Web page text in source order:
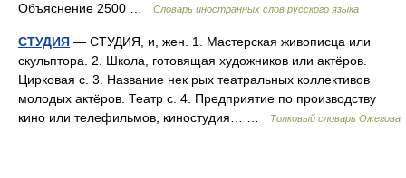
Объяснение 2500 …
Словарь иностранных слов русского языка
СТУДИЯ — СТУДИЯ, и, жен. 1. Мастерская живописца или
скульптора. 2. Школа, готовящая художников или актёров.
Цирковая с. 3. Название нек рых театральных коллективов
молодых актёров. Театр с. 4. Предприятие по производству
кино или телефильмов, киностудия… …
Толковый словарь Ожегова